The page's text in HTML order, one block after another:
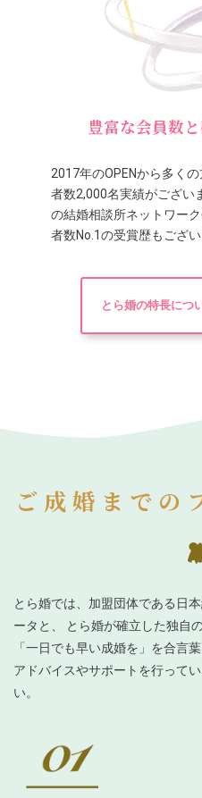
豊富な会員数
2017年のOPENから多く
者数2,000名実績がござい
の結婚相談所ネットワー
者数No.1の受賞歴もござい
とら婚の特長につ
ご成婚までの
とら婚では、加盟団体である日
ータと、 とら婚が確立した独自
「一日でも早い成婚を」を合言
アドバイスやサポートを行って
い。